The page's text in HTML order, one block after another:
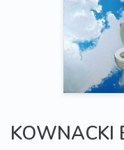
KOWNACKI